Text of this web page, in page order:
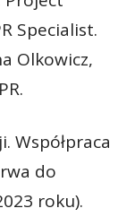
Specialist.
Olkowicz,
Współpraca
do
roku).